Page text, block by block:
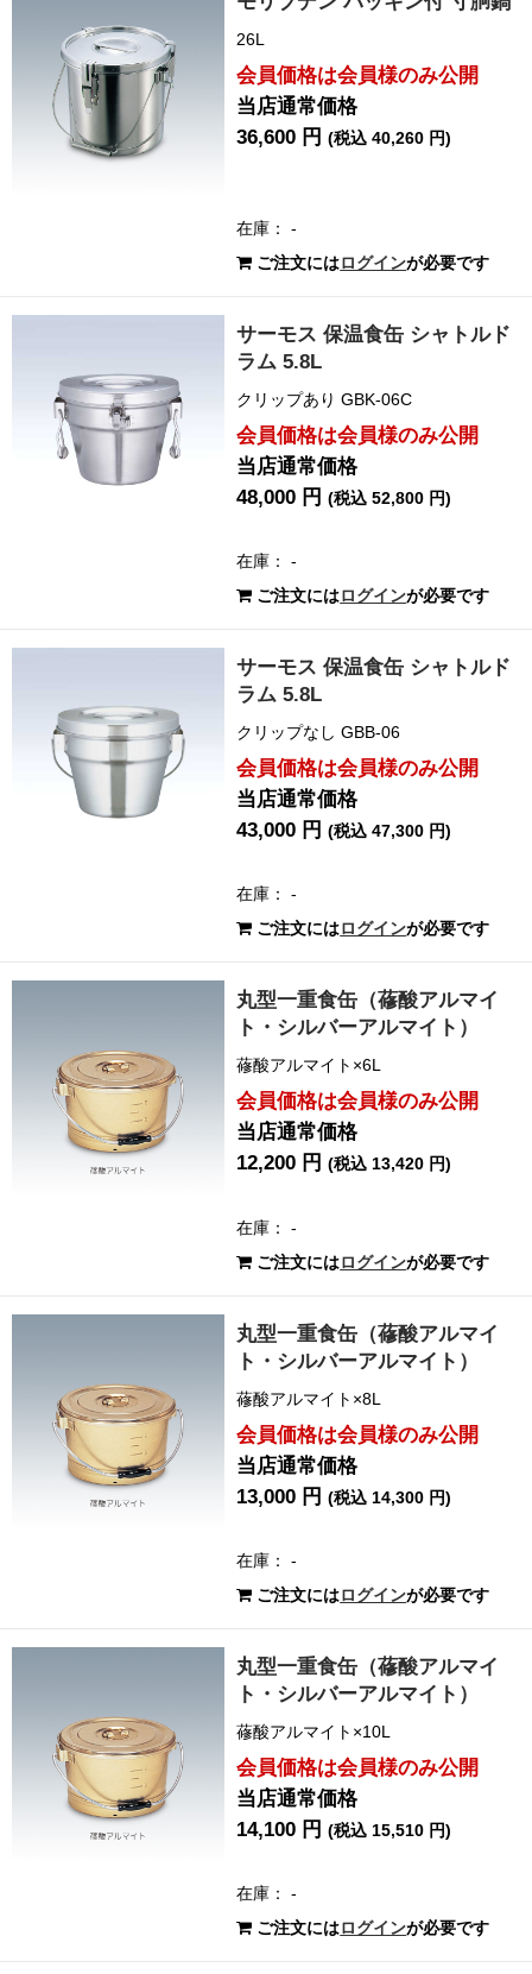
26L
会員価格は会員様のみ公開
当店通常価格
36,600 円(税込 40,260 円)
在庫： -
ご注文にはログインが必要です
サーモス 保温食缶 シャトルド
ラム 5.8L
クリップあり GBK-06C
会員価格は会員様のみ公開
当店通常価格
48,000 円(税込 52,800 円)
在庫： -
ご注文にはログインが必要です
サーモス 保温食缶 シャトルド
ラム 5.8L
クリップなし GBB-06
会員価格は会員様のみ公開
当店通常価格
43,000 円(税込 47,300 円)
在庫： -
ご注文にはログインが必要です
丸型一重食缶（蓚酸アルマイ
ト・シルバーアルマイト）
蓚酸アルマイト×6L
会員価格は会員様のみ公開
当店通常価格
12,200 円(税込 13,420 円)
在庫： -
ご注文にはログインが必要です
丸型一重食缶（蓚酸アルマイ
ト・シルバーアルマイト）
蓚酸アルマイト×8L
会員価格は会員様のみ公開
当店通常価格
13,000 円(税込 14,300 円)
在庫： -
ご注文にはログインが必要です
丸型一重食缶（蓚酸アルマイ
ト・シルバーアルマイト）
蓚酸アルマイト×10L
会員価格は会員様のみ公開
当店通常価格
14,100 円(税込 15,510 円)
在庫： -
ご注文にはログインが必要です